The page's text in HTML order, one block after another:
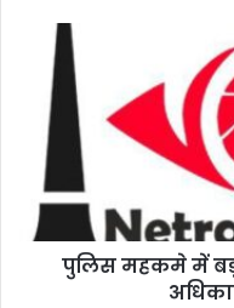
पुलिस महकमे में